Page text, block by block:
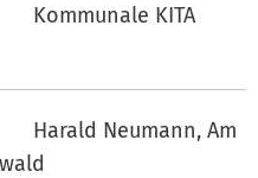
KITA
Neumann, Am